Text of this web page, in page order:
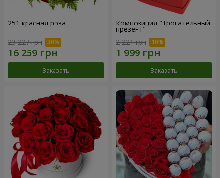
251 красная роза
23 227 грн
Заказать
Композиция "Трогательный
презент"
2 221 грн
Заказать